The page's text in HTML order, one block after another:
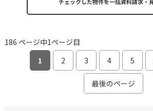
186 ページ中1ページ目
1
2 3 4 5
最後のページ